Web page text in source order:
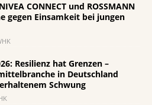
CONNECT und ROSSMANN
gegen Einsamkeit bei jungen
Resilienz hat Grenzen –
in Deutschland
Schwung